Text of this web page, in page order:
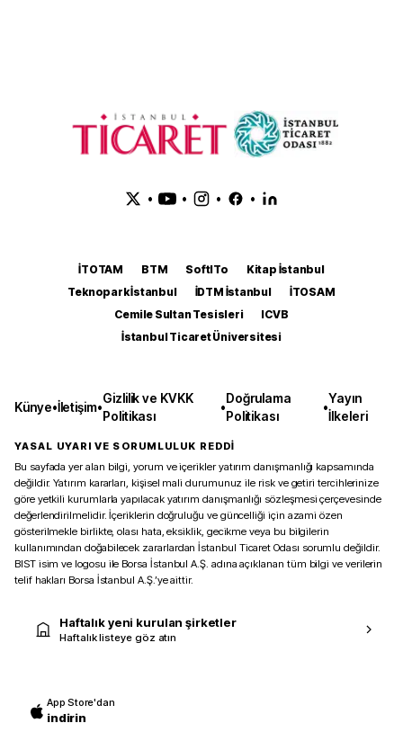
• • • •
İTOTAM BTM SoftITo
Kitap İstanbul
Teknopark İstanbul
İDTM İstanbul
İTOSAM
Cemile Sultan Tesisleri
ICVB
İstanbul Ticaret Üniversitesi
Künye•İletişim•
Gizlilik ve KVKK
Politikası
•
Doğrulama
Politikası
•
Yayın
İlkeleri
YASAL UYARI VE SORUMLULUK REDDİ
Bu sayfada yer alan bilgi, yorum ve içerikler yatırım danışmanlığı kapsamında
değildir. Yatırım kararları, kişisel mali durumunuz ile risk ve getiri tercihlerinize
göre yetkili kurumlarla yapılacak yatırım danışmanlığı sözleşmesi çerçevesinde
değerlendirilmelidir. İçeriklerin doğruluğu ve güncelliği için azami özen
gösterilmekle birlikte, olası hata, eksiklik, gecikme veya bu bilgilerin
kullanımından doğabilecek zararlardan İstanbul Ticaret Odası sorumlu değildir.
BIST isim ve logosu ile Borsa İstanbul A.Ş. adına açıklanan tüm bilgi ve verilerin
telif hakları Borsa İstanbul A.Ş.’ye aittir.
Haftalık yeni kurulan şirketler
Haftalık listeye göz atın
App Store'dan
indirin